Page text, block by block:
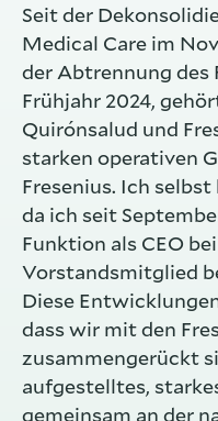
Seit der
Medical Care im
der Abtrennung des
Frühjahr 2024,
Quirónsalud und
starken operativen
Fresenius. Ich
da ich seit
Funktion als CEO
Vorstandsmitglied
Diese
dass wir mit den
zusammengerückt
aufgestelltes,
gemeinsam an der